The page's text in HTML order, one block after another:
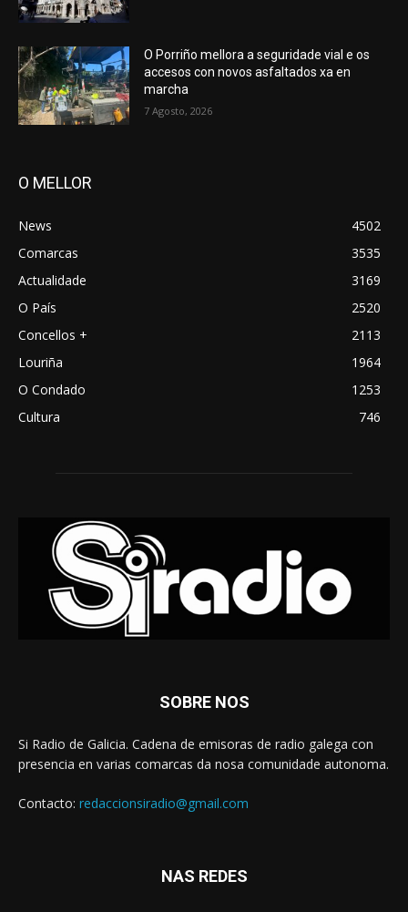
O Porriño mellora a seguridade vial e os
accesos con novos asfaltados xa en
marcha
7 Agosto, 2026
O MELLOR
News
4502
Comarcas
3535
Actualidade
3169
O País
2520
Concellos +
2113
Louriña
1964
O Condado
1253
Cultura
746
SOBRE NOS
Si Radio de Galicia. Cadena de emisoras de radio galega con
presencia en varias comarcas da nosa comunidade autonoma.
Contacto: redaccionsiradio@gmail.com
NAS REDES